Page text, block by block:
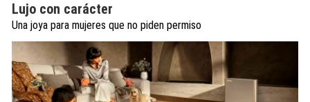
Lujo con carácter
Una joya para mujeres que no piden permiso